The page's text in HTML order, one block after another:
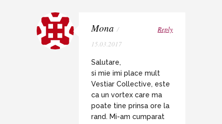
Mona /
15.03.2017
Reply
Salutare,
si mie imi place mult
Vestiar Collective, este
ca un vortex care ma
poate tine prinsa ore la
rand. Mi-am cumparat